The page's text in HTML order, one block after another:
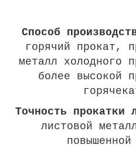
Cпособ
горячий прокат,
металл холодного
более высокой
Точность прокатки
листовой